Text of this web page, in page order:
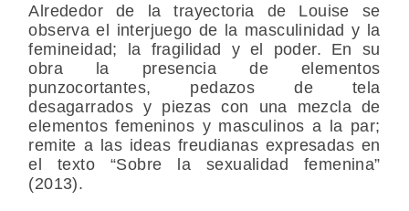
Alrededor de la trayectoria de Louise se
observa el interjuego de la masculinidad y la
femineidad; la fragilidad y el poder. En su
obra la presencia de elementos
punzocortantes, pedazos de tela
desagarrados y piezas con una mezcla de
elementos femeninos y masculinos a la par;
remite a las ideas freudianas expresadas en
el texto “Sobre la sexualidad femenina”
(2013).